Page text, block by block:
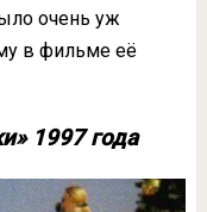
очень уж
в фильме её
1997 года